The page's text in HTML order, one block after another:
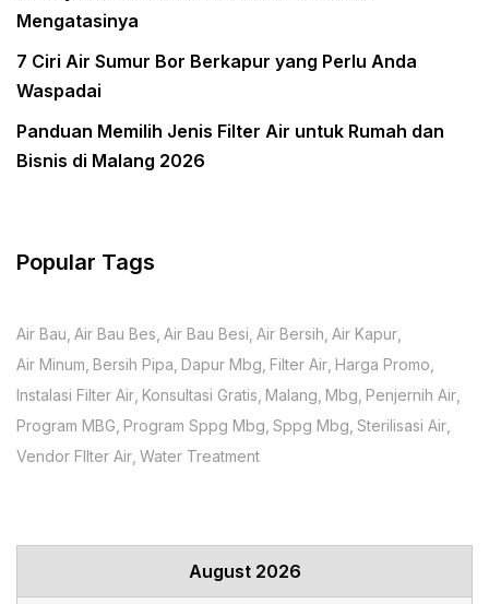
Mengatasinya
7 Ciri Air Sumur Bor Berkapur yang Perlu Anda
Waspadai
Panduan Memilih Jenis Filter Air untuk Rumah dan
Bisnis di Malang 2026
Popular Tags
Air Bau Air Bau Bes Air Bau Besi Air Bersih Air Kapur
Air Minum Bersih Pipa Dapur Mbg Filter Air Harga Promo
Instalasi Filter Air Konsultasi Gratis Malang Mbg Penjernih Air
Program MBG Program Sppg Mbg Sppg Mbg Sterilisasi Air
Vendor FIlter Air Water Treatment
August 2026